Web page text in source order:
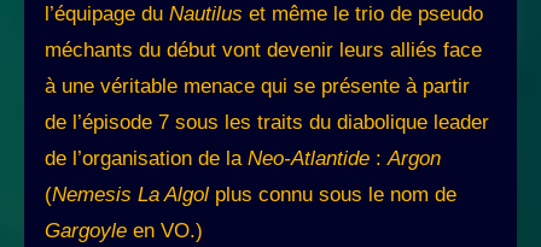
l’équipage du Nautilus et même le trio de pseudo
méchants du début vont devenir leurs alliés face
à une véritable menace qui se présente à partir
de l’épisode 7 sous les traits du diabolique leader
de l’organisation de la Neo-Atlantide :Argon
(Nemesis La Algol plus connu sous le nom de
Gargoyle en VO.)